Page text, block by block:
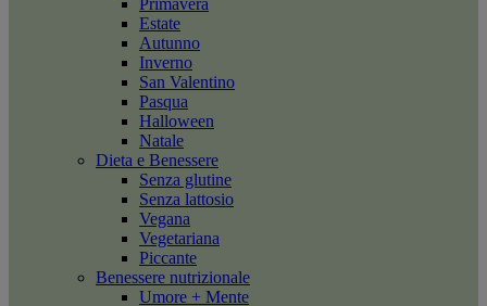
Primavera
Estate
Autunno
Inverno
San Valentino
Pasqua
Halloween
Natale
Dieta e Benessere
Senza glutine
Senza lattosio
Vegana
Vegetariana
Piccante
Benessere nutrizionale
Umore + Mente